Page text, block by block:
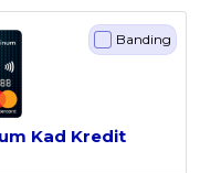
Banding
Kad Kredit